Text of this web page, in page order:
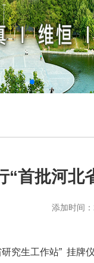
“首批河北
添加时间：
究生工作站” 挂牌